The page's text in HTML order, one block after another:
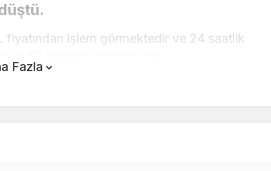
fiyatından işlem görmektedir ve 24 saatlik
Fazla